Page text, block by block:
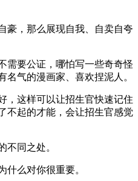
豪，那么展现自我、自卖自夸
需要公证，哪怕写一些奇奇怪
名气的漫画家、喜欢捏泥人。
，这样可以让招生官快速记住
不起的才能，会让招生官感觉
不同之处。
什么对你很重要。